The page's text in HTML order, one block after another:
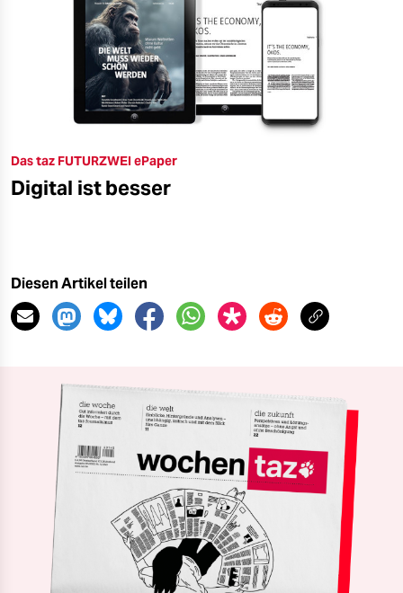
Das taz FUTURZWEI ePaper
Digital ist besser
Diesen Artikel teilen